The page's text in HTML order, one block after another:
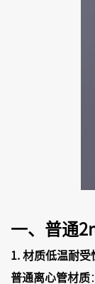
一、普通
1. 材质低温耐受
普通离心管材质